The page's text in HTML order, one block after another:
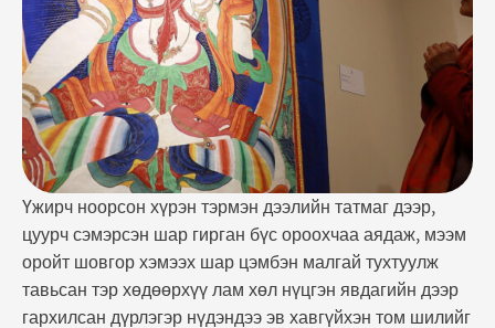
Үжирч ноорсон хүрэн тэрмэн дээлийн татмаг дээр,
цуурч сэмэрсэн шар гирган бүс ороохчаа аядаж, мээм
оройт шовгор хэмээх шар цэмбэн малгай тухтуулж
тавьсан тэр хөдөөрхүү лам хөл нүцгэн явдагийн дээр
гархилсан дүрлэгэр нүдэндээ эв хавгүйхэн том шилийг